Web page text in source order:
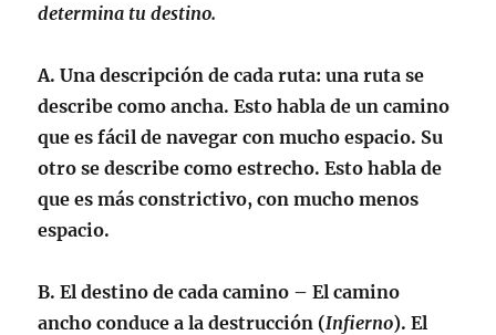
determina tu destino.
A.Una descripción de cada ruta: una ruta se
describe como ancha. Esto habla de un camino
que es fácil de navegar con mucho espacio. Su
otro se describe como estrecho. Esto habla de
que es más constrictivo, con mucho menos
espacio.
B.El destino de cada camino – El camino
ancho conduce a la destrucción (Infierno). El